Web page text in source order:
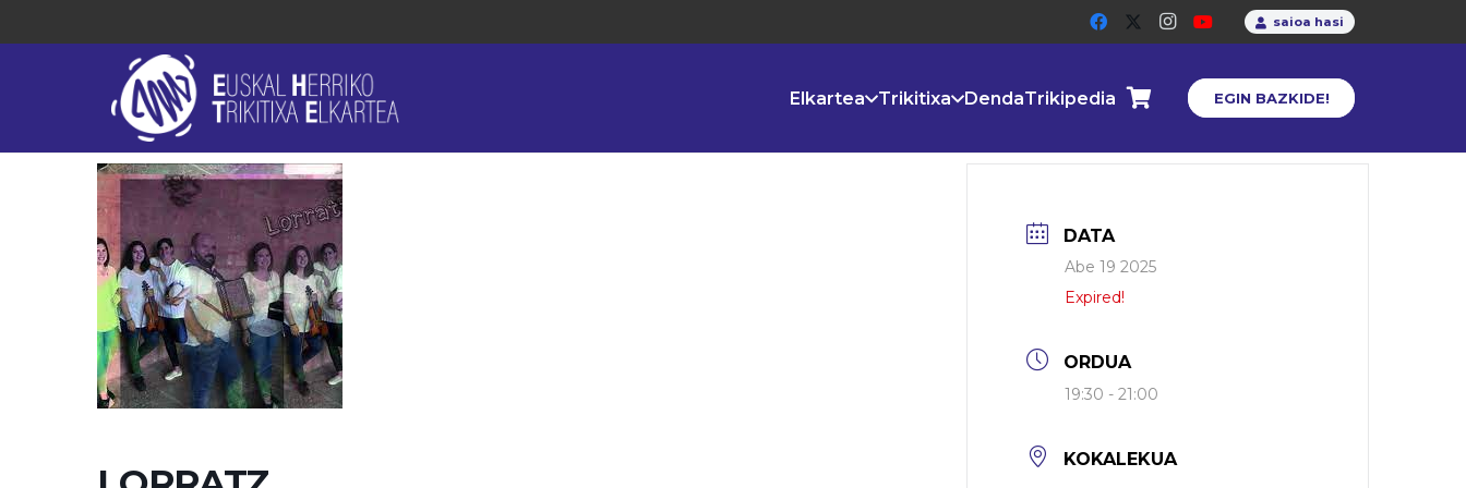
saioa hasi
Elkartea Trikitixa DendaTrikipedia EGIN BAZKIDE!
DATA
Abe 19 2025
Expired!
ORDUA
19:30 - 21:00
KOKALEKUA